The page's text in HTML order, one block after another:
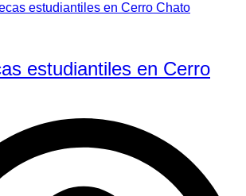
estudiantiles en Cerro